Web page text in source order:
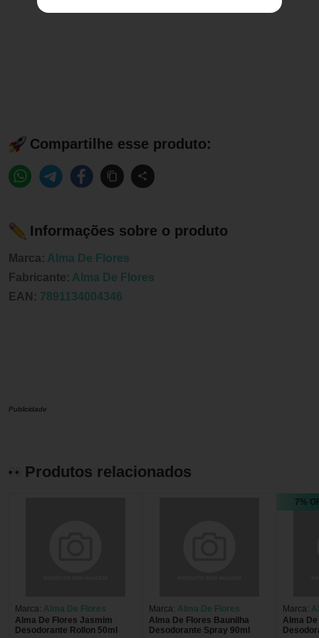
Compartilhe esse produto:
Informações sobre o produto
Marca: Alma De Flores
Fabricante: Alma De Flores
EAN: 7891134004346
Publicidade
Produtos relacionados
Marca: Alma De Flores
Alma De Flores Jasmim
Desodorante Rollon 50ml
Marca: Alma De Flores
Alma De Flores Baunilha
Desodorante Spray 90ml
7%
Marca:
Alma